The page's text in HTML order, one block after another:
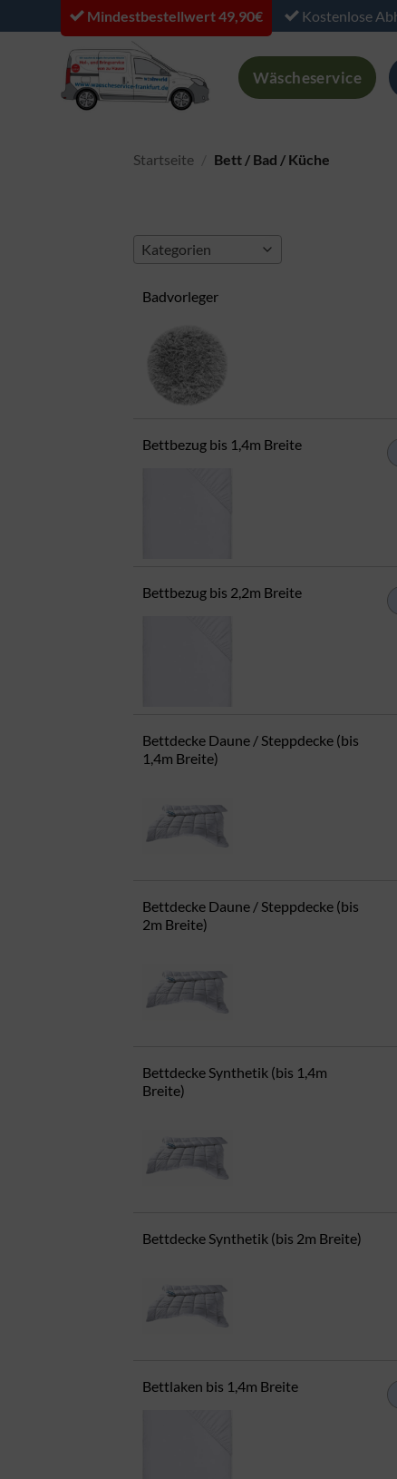
Inhalt
Mindestbestellwert 49,90€ Kostenlose
Wäscheservice
Startseite Bett / Bad / Küche
Kategorien
Badvorleger
Bettbezug bis 1,4m Breite
Bettbezug bis 2,2m Breite
Bettdecke Daune / Steppdecke (bis
1,4m Breite)
Bettdecke Daune / Steppdecke (bis
2m Breite)
Bettdecke Synthetik (bis 1,4m
Breite)
Bettdecke Synthetik (bis 2m Breite)
Bettlaken bis 1,4m Breite